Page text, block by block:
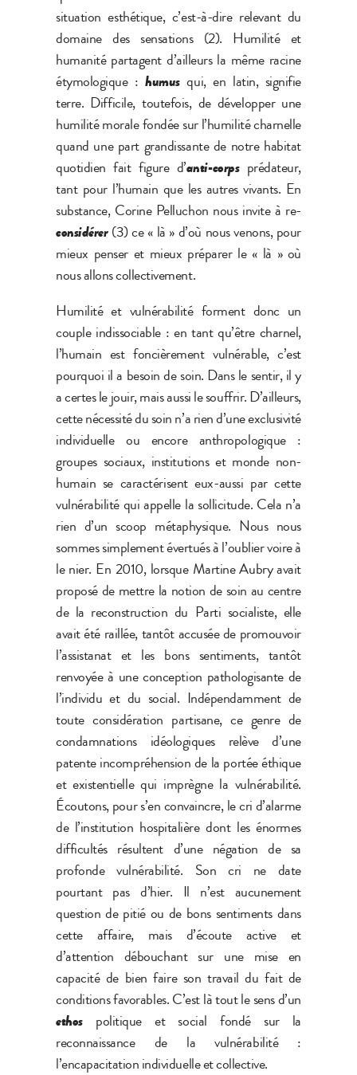
situation esthétique, c’est-à-dire relevant du
domaine des sensations (2). Humilité et
humanité partagent d’ailleurs la même racine
étymologique :humusqui, en latin, signifie
terre. Difficile, toutefois, de développer une
humilité morale fondée sur l’humilité charnelle
quand une part grandissante de notre habitat
quotidien fait figure d’anti-corps prédateur,
tant pour l’humain que les autres vivants. En
substance, Corine Pelluchon nous invite à re-
considérer(3)ce « là » d’où nous venons, pour
mieux penser et mieux préparer le « là » où
nous allons collectivement.
Humilité et vulnérabilité forment donc un
couple indissociable : en tant qu’être charnel,
l’humain est foncièrement vulnérable, c’est
pourquoi il a besoin de soin. Dans le sentir, il y
a certes le jouir, mais aussi le souffrir. D’ailleurs,
cette nécessité du soin n’a rien d’une exclusivité
individuelle ou encore anthropologique :
groupes sociaux, institutions et monde non-
humain se caractérisent eux-aussi par cette
vulnérabilité qui appelle la sollicitude. Cela n’a
rien d’un scoop métaphysique. Nous nous
sommes simplement évertués à l’oublier voire à
le nier. En 2010, lorsque Martine Aubry avait
proposé de mettre la notion de soin au centre
de la reconstruction du Parti socialiste, elle
avait été raillée, tantôt accusée de promouvoir
l’assistanat et les bons sentiments, tantôt
renvoyée à une conception pathologisante de
l’individu et du social. Indépendamment de
toute considération partisane, ce genre de
condamnations idéologiques relève d’une
patente incompréhension de la portée éthique
et existentielle qui imprègne la vulnérabilité.
Écoutons, pour s’en convaincre, le cri d’alarme
de l’institution hospitalière dont les énormes
difficultés résultent d’une négation de sa
profonde vulnérabilité. Son cri ne date
pourtant pas d’hier. Il n’est aucunement
question de pitié ou de bons sentiments dans
cette affaire, mais d’écoute active et
d’attention débouchant sur une mise en
capacité de bien faire son travail du fait de
conditions favorables. C’est là tout le sens d’un
ethospolitique et social fondé sur la
reconnaissance de la vulnérabilité :
l’encapacitation individuelle et collective.